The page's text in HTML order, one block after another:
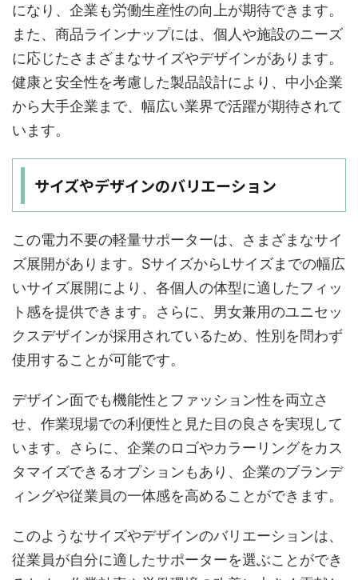
になり、企業も労働生産性の向上が期待できます。
また、商品ラインナップには、個人や施設のニーズ
に応じたさまざまなサイズやデザインがあります。
健康と安全性を考慮した製品設計により、中小企業
から大手企業まで、幅広い業界で活躍が期待されて
います。
サイズやデザインのバリエーション
この電力不要の軽量サポーターは、さまざまなサイ
ズ展開があります。SサイズからLサイズまでの幅広
いサイズ展開により、各個人の体型に適したフィッ
ト感を提供できます。さらに、男女兼用のユニセッ
クスデザインが採用されているため、性別を問わず
使用することが可能です。
デザイン面でも機能性とファッション性を両立さ
せ、作業現場での利便性と見た目の良さを実現して
います。さらに、企業のロゴやカラーリングをカス
タマイズできるオプションもあり、企業のブランデ
ィングや従業員の一体感を高めることができます。
このようなサイズやデザインのバリエーションは、
従業員が自分に適したサポーターを選ぶことができ